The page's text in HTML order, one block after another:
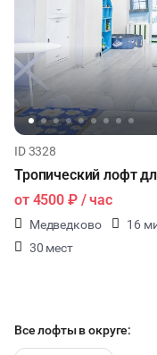
ID 3328
Тропический лофт
от 4500 ₽/ час
Медведково 16
30 мест
Все лофты в округе: